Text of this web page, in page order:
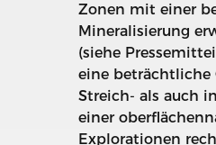
Zonen mit einer
Mineralisierung
(siehe
eine beträchtliche
Streich- als auch
einer
Explorationen